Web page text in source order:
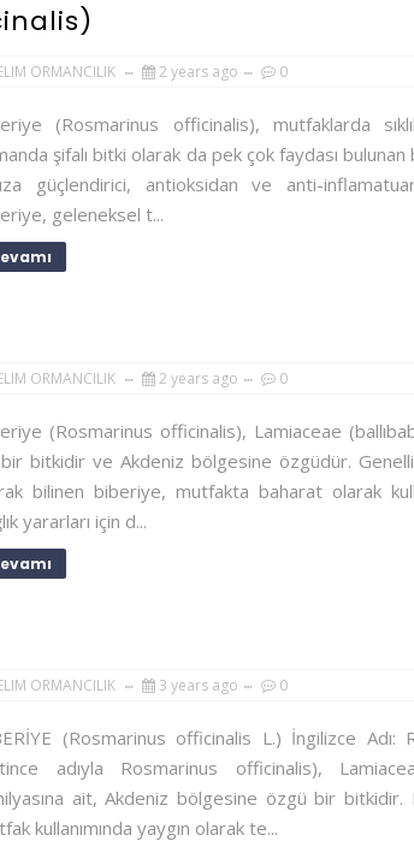
ORMANCILIK 2 years ago 0
(Rosmarinus officinalis), mutfaklarda
şifalı bitki olarak da pek çok faydası
güçlendirici, antioksidan ve anti-
geleneksel t...
ORMANCILIK 2 years ago 0
(Rosmarinus officinalis), Lamiaceae
bitkidir ve Akdeniz bölgesine özgüdür.
bilinen biberiye, mutfakta baharat olarak
yararları için d...
ORMANCILIK 3 years ago 0
(Rosmarinus officinalis L.) İngilizce Adı:
adıyla Rosmarinus officinalis),
ait, Akdeniz bölgesine özgü bir
kullanımında yaygın olarak te...